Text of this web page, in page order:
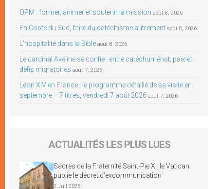
OPM : former, animer et soutenir la mission août 8, 2026
En Corée du Sud, faire du catéchisme autrement août 8, 2026
L’hospitalité dans la Bible août 8, 2026
Le cardinal Aveline se confie : entre catéchuménat, paix et
défis migratoires août 7, 2026
Léon XIV en France : le programme détaillé de sa visite en
septembre – 7 titres, vendredi 7 août 2026 août 7, 2026
ACTUALITÉS LES PLUS LUES
Sacres de la Fraternité Saint-Pie X : le Vatican
publie le décret d’excommunication
2 Juil 2026